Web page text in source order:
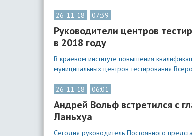
26-11-18 07:39
Руководители центров
в 2018 году
В краевом институте повышения
муниципальных центров тестирования
26-11-18 06:01
Андрей Вольф встретился с
Ланьхуа
Сегодня руководитель Постоянного